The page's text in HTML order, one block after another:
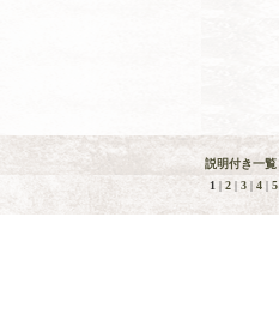
説明付き一覧
1 | 2 | 3 | 4 | 5